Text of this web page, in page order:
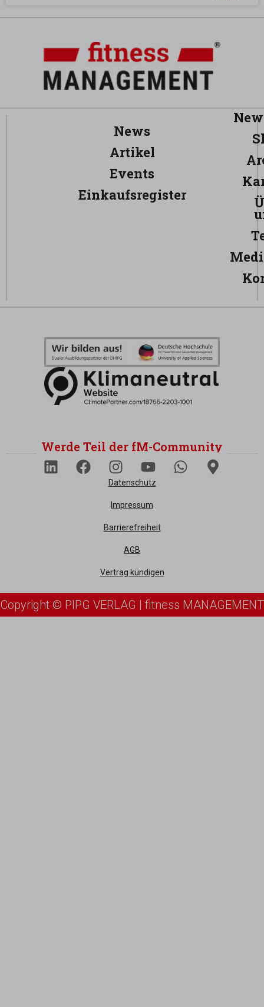
News
Artikel
Events
Einkaufsregister
Werde Teil der fM-Community
Datenschutz
Impressum
Barrierefreiheit
AGB
Vertrag kündigen
Copyright © PIPG VERLAG | fitness MANAGEMENT